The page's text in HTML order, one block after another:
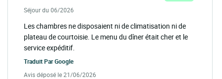
Séjour du 06/2026
Les chambres ne disposaient ni de climatisation ni de
plateau de courtoisie. Le menu du dîner était cher et le
service expéditif.
Traduit ParGoogle
Avis déposé le 21/06/2026